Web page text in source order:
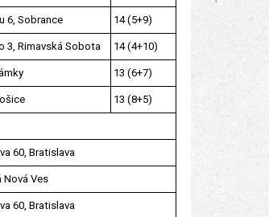
6, Sobrance 14 (5+9)
3, Rimavská Sobota 14 (4+10)
13 (6+7)
13 (8+5)
60, Bratislava
Nová Ves
60, Bratislava